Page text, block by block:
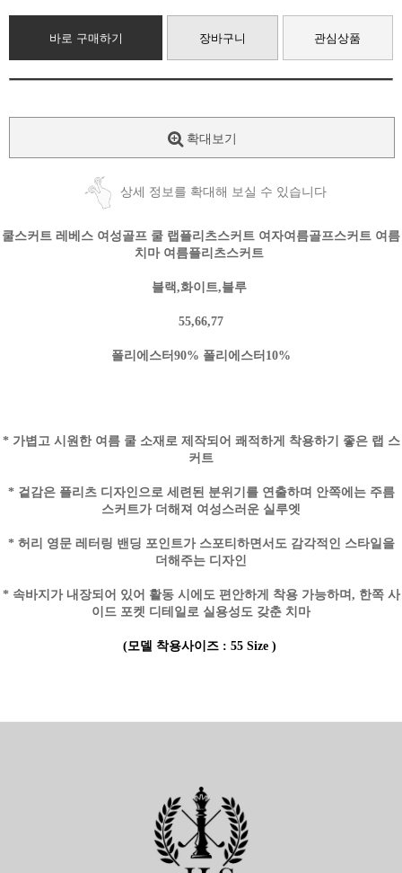
바로 구매하기 장바구니 관심상품
확대보기
상세 정보를 확대해 보실 수 있습니다
쿨스커트 레베스 여성골프 쿨 랩플리츠스커트 여자여름골프스커트 여름
치마 여름플리츠스커트
블랙,화이트,블루
55,66,77
폴리에스터90% 폴리에스터10%
* 가볍고 시원한 여름 쿨 소재로 제작되어 쾌적하게 착용하기 좋은 랩 스
커트
* 겉감은 플리츠 디자인으로 세련된 분위기를 연출하며 안쪽에는 주름
스커트가 더해져 여성스러운 실루엣
* 허리 영문 레터링 밴딩 포인트가 스포티하면서도 감각적인 스타일을
더해주는 디자인
* 속바지가 내장되어 있어 활동 시에도 편안하게 착용 가능하며, 한쪽 사
이드 포켓 디테일로 실용성도 갖춘 치마
(모델 착용사이즈 : 55 Size )